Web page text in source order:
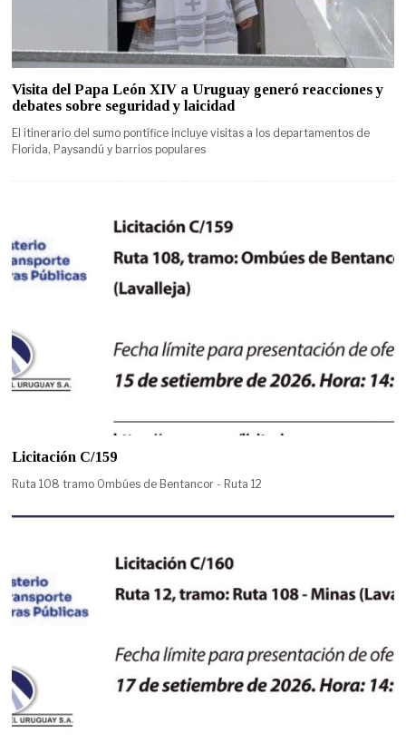
Visita del Papa León XIV a Uruguay generó reacciones y
debates sobre seguridad y laicidad
El itinerario del sumo pontífice incluye visitas a los departamentos de
Florida, Paysandú y barrios populares
Licitación C/159
Ruta 108 tramo Ombúes de Bentancor - Ruta 12